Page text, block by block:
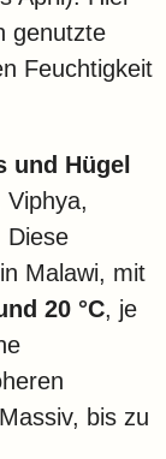
genutzte
Feuchtigkeit
und Hügel
Viphya,
Diese
Malawi, mit
20 °C, je
bis zu